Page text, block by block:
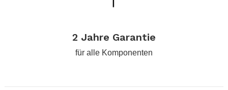
2 Jahre Garantie
für alle Komponenten